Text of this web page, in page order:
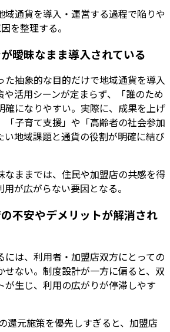
域通貨を導入・運営する過程で陥りや
を整理する。
曖昧なまま導入されている
た抽象的な目的だけで地域通貨を導入
や活用シーンが定まらず、「誰のため
になりやすい。実際に、 成果を上げ
「子育て支援」や「高齢者の社会参加
い地域課題と通貨の役割が明確に結び
なままでは、住民や加盟店の共感を得
が広がらない要因となる。
不安やデメリットが解消され
には、利用者・加盟店双方にとっての
せない。制度設計が一方に偏ると、双
が生じ、利用の広がりが停滞しやす
還元施策を優先しすぎると、加盟店